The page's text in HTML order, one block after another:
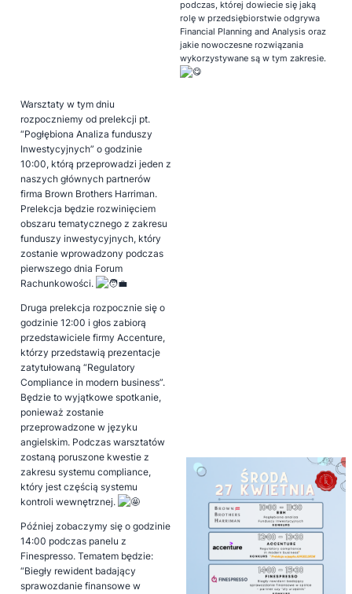
podczas, której dowiecie się jaką
rolę w przedsiębiorstwie odgrywa
Financial Planning and Analysis oraz
jakie nowoczesne rozwiązania
wykorzystywane są w tym zakresie.
Warsztaty w tym dniu
rozpoczniemy od prelekcji pt.
“Pogłębiona Analiza funduszy
Inwestycyjnych” o godzinie
10:00, którą przeprowadzi jeden z
naszych głównych partnerów
firma Brown Brothers Harriman.
Prelekcja będzie rozwinięciem
obszaru tematycznego z zakresu
funduszy inwestycyjnych, który
zostanie wprowadzony podczas
pierwszego dnia Forum
Rachunkowości.
Druga prelekcja rozpocznie się o
godzinie 12:00 i głos zabiorą
przedstawiciele firmy Accenture,
którzy przedstawią prezentacje
zatytułowaną “Regulatory
Compliance in modern business”.
Będzie to wyjątkowe spotkanie,
ponieważ zostanie
przeprowadzone w języku
angielskim. Podczas warsztatów
zostaną poruszone kwestie z
zakresu systemu compliance,
który jest częścią systemu
kontroli wewnętrznej.
Później zobaczymy się o godzinie
14:00 podczas panelu z
Finespresso. Tematem będzie:
“Biegły rewident badający
sprawozdanie finansowe w